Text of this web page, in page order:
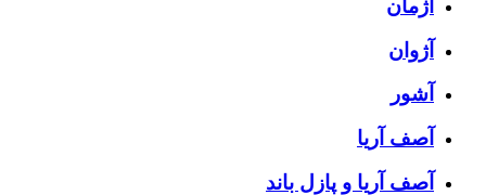
آژمان
آژوان
آشور
آصف آریا
آصف آریا و پازل باند